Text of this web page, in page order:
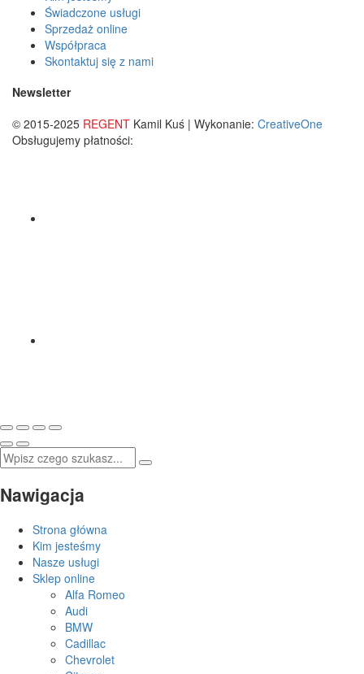
Świadczone usługi
Sprzedaż online
Współpraca
Skontaktuj się z nami
Newsletter
© 2015-2025 REGENT Kamil Kuś | Wykonanie: CreativeOne
Obsługujemy płatności:
Nawigacja
Strona główna
Kim jesteśmy
Nasze usługi
Sklep online
Alfa Romeo
Audi
BMW
Cadillac
Chevrolet